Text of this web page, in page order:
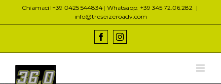
contenuto
Chiamaci! +39 0425 544834 | Whatsapp: +39 345 72.06.282 |
info@treseizeroadv.com
FacebookInstagram